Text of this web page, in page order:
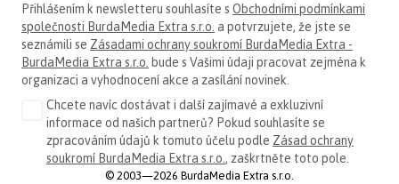
Přihlášením k newsletteru souhlasíte s Obchodními podmínkami
společnosti BurdaMedia Extra s.r.o. a potvrzujete, že jste se
seznámili se Zásadami ochrany soukromí BurdaMedia Extra -
BurdaMedia Extra s.r.o. bude s Vašimi údaji pracovat zejména k
organizaci a vyhodnocení akce a zasílání novinek.
Chcete navíc dostávat i další zajímavé a exkluzivní
informace od našich partnerů? Pokud souhlasíte se
zpracováním údajů k tomuto účelu podle Zásad ochrany
soukromí BurdaMedia Extra s.r.o. , zaškrtněte toto pole.
© 2003—2026 BurdaMedia Extra s.r.o.